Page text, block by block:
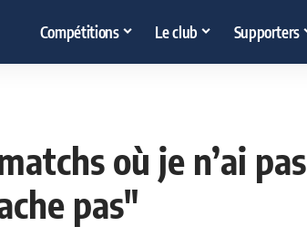
Compétitions Le club Supporters
où je n’ai pas
pas"